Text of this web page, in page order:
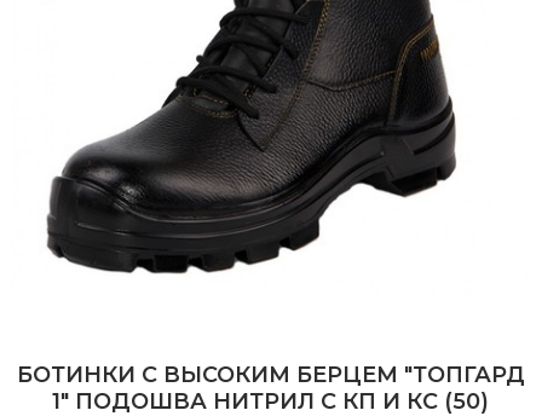
БОТИНКИ С ВЫСОКИМ БЕРЦЕМ "ТОПГАРД
1" ПОДОШВА НИТРИЛ С КП И КС (50)